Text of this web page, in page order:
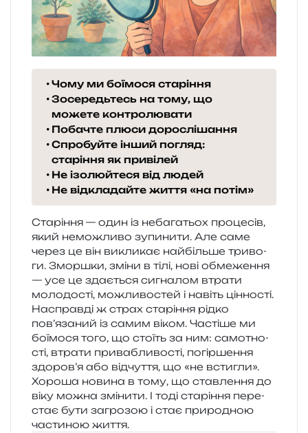
Чому ми боїмося старіння
Зосередьтесь на тому, що
можете контролювати
Побачте плюси дорослішання
Спробуйте інший погляд:
старіння як привілей
Не ізолюйтеся від людей
Не відкладайте життя «на потім»
Старіння — один із неба­га­тьох про­це­сів,
який немо­жли­во зупи­ни­ти. Але саме
через це він викли­кає най­біль­ше три­во­
ги. Зморшки, зміни в тілі, нові обме­же­н­ня
— усе це зда­є­ться сигна­лом втра­ти
моло­до­сті, можли­во­стей і навіть цін­но­сті.
Насправді ж страх ста­рі­н­ня рідко
пов’язаний із самим віком. Частіше ми
бої­мо­ся того, що сто­їть за ним: само­тно­
сті, втра­ти при­ва­бли­во­сті, погір­ше­н­ня
здоров’я або від­чу­т­тя, що «не встигли».
Хороша нови­на в тому, що став­ле­н­ня до
віку можна змі­ни­ти. І тоді ста­рі­н­ня пере­
стає бути загро­зою і стає при­ро­дною
части­ною життя.